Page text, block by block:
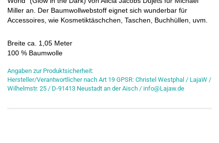
Miller an. Der Baumwollwebstoff eignet sich wunderbar für
Accessoires, wie Kosmetiktäschchen, Taschen, Buchhüllen, uvm.
Breite ca. 1,05 Meter
100 % Baumwolle
Angaben zur Produktsicherheit:
Hersteller/Verantwortlicher nach Art 19 GPSR: Christel Westphal / LajaW /
Wilhelmstr. 25 / D-91413 Neustadt an der Aisch / info@Lajaw.de